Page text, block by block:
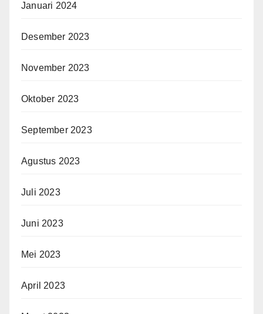
Januari 2024
Desember 2023
November 2023
Oktober 2023
September 2023
Agustus 2023
Juli 2023
Juni 2023
Mei 2023
April 2023